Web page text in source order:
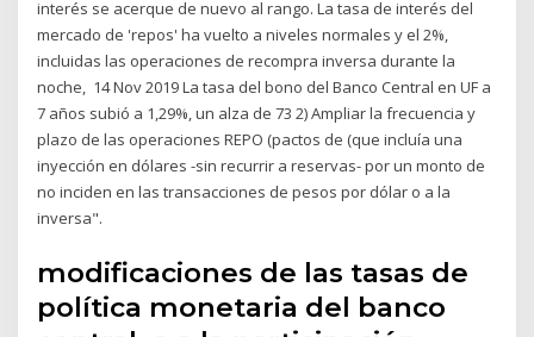
interés se acerque de nuevo al rango. La tasa de interés del
mercado de 'repos' ha vuelto a niveles normales y el 2%,
incluidas las operaciones de recompra inversa durante la
noche, 14 Nov 2019 La tasa del bono del Banco Central en UF a
7 años subió a 1,29%, un alza de 73 2) Ampliar la frecuencia y
plazo de las operaciones REPO (pactos de (que incluía una
inyección en dólares -sin recurrir a reservas- por un monto de
no inciden en las transacciones de pesos por dólar o a la
inversa".
modificaciones de las tasas de
política monetaria del banco